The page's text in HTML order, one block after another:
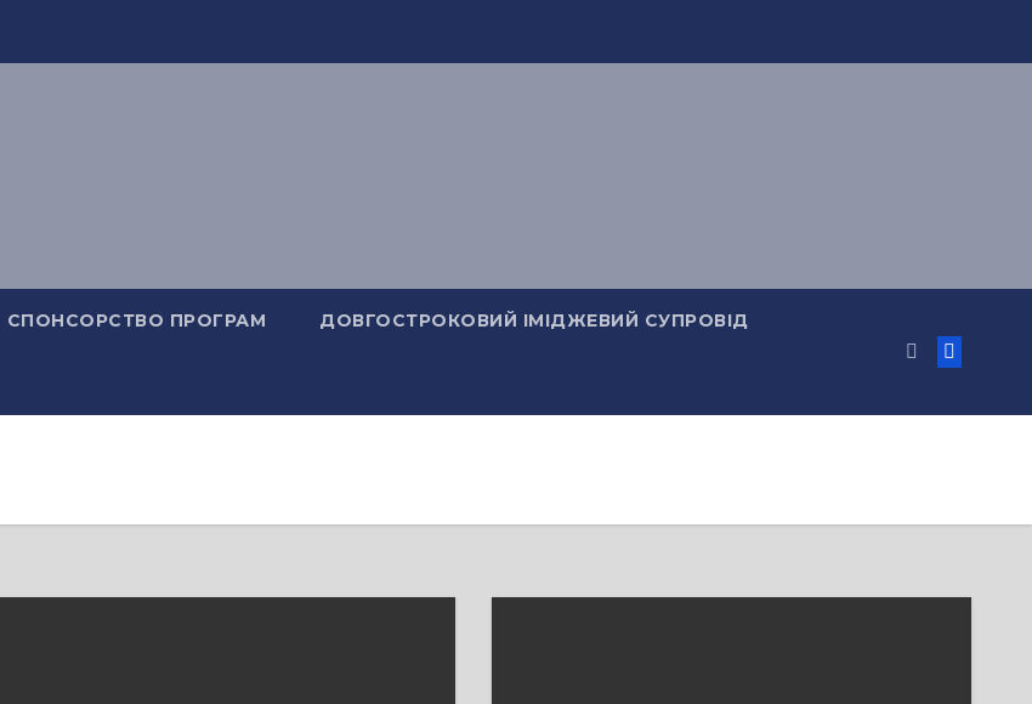
СПОНСОРСТВО ПРОГРАМ ДОВГОСТРОКОВИЙ ІМІДЖЕВИЙ СУПРОВІД